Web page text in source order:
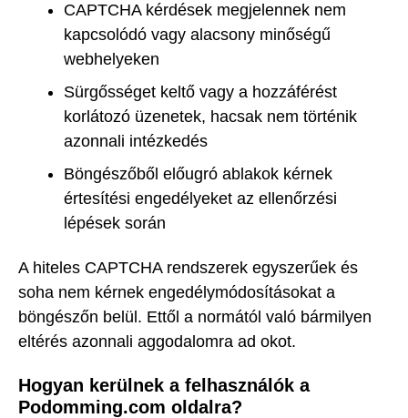
CAPTCHA kérdések megjelennek nem
kapcsolódó vagy alacsony minőségű
webhelyeken
Sürgősséget keltő vagy a hozzáférést
korlátozó üzenetek, hacsak nem történik
azonnali intézkedés
Böngészőből előugró ablakok kérnek
értesítési engedélyeket az ellenőrzési
lépések során
A hiteles CAPTCHA rendszerek egyszerűek és
soha nem kérnek engedélymódosításokat a
böngészőn belül. Ettől a normától való bármilyen
eltérés azonnali aggodalomra ad okot.
Hogyan kerülnek a felhasználók a
Podomming.com oldalra?